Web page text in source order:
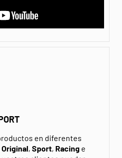
en diferentes
Original, Sport, Racing e